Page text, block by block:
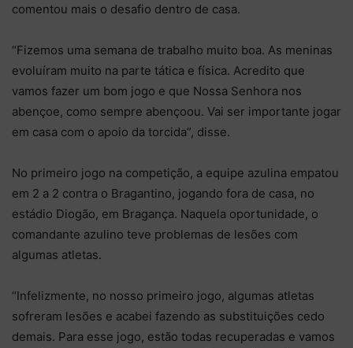
comentou mais o desafio dentro de casa.
“Fizemos uma semana de trabalho muito boa. As meninas
evoluíram muito na parte tática e física. Acredito que
vamos fazer um bom jogo e que Nossa Senhora nos
abençoe, como sempre abençoou. Vai ser importante jogar
em casa com o apoio da torcida”, disse.
No primeiro jogo na competição, a equipe azulina empatou
em 2 a 2 contra o Bragantino, jogando fora de casa, no
estádio Diogão, em Bragança. Naquela oportunidade, o
comandante azulino teve problemas de lesões com
algumas atletas.
“Infelizmente, no nosso primeiro jogo, algumas atletas
sofreram lesões e acabei fazendo as substituições cedo
demais. Para esse jogo, estão todas recuperadas e vamos